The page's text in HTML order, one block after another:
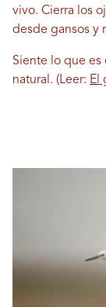
vivo. Cierra los
desde gansos y
Siente lo que es
natural. (Leer: El